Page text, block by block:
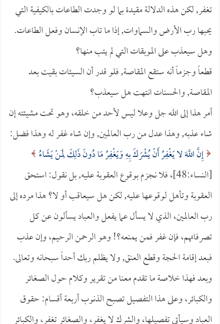
تغفر, لكن هذه الدلالة مقيدة بما لو وجدت الطاعات بالكيفية التي
يحبها رب الأرض والسماوات, إذا ما تاب الإنسان وفعل الطاعات.
وهل سيعذب على الموبقات التي لم يتب منها؟
قطعاً وجزماً أنه ستقع المقاصة, فلو قدر أن السيئات بقيت بعد
المقاصة, والحسنات انتهت هل سيعذب؟
أمر هذا إلى الله جل وعلا ليس لأحد من خلقه، وهو تحت مشيئته إن
شاء عذبه, وهذا عدل من رب العالمين, وإن شاء غفر له وهذا فضل:
إِنَّ اللَّهَ لا يَغْفِرُ أَنْ يُشْرَكَ بِهِ وَيَغْفِرُ مَا دُونَ ذَلِكَ لِمَنْ يَشَاءُ
[النساء:48]، فلا نجزم بوقوع العقوبة عليه, بل نقول: استحق
العقوبة وتأهل لوقوعها عليه, لكن هل سيعاقب أو لا؟ هذا مرده إلى
رب العالمين، الذي لا يسأل عما يفعل والعباد يسألون عن كل
تصرفاتهم، فإن غفر فمن يمنعه؟! وهو الرحمن الرحيم، وإن عذب
فبعد إقامة الحجة وقطع العنق, ولا يظلم ربك أحداً سبحانه وتعالى.
وبعد فهذا خلاصة ما تقدم معنا من تقرير وكلام حول الصغائر
والكبائر، وعلى هذا التفصيل تصبح الذنوب أربعة أقسام: حقوق